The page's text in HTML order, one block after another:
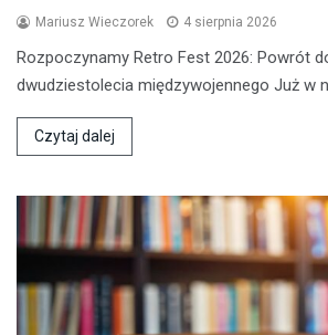
Mariusz Wieczorek 4 sierpnia 2026
Rozpoczynamy Retro Fest 2026: Powrót
dwudziestolecia międzywojennego Już w
Czytaj dalej